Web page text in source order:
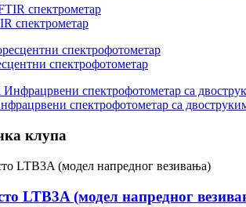
спектрометар
спектрофотометар
спектрофотометар са
клупа
LTB3A (модел напредног